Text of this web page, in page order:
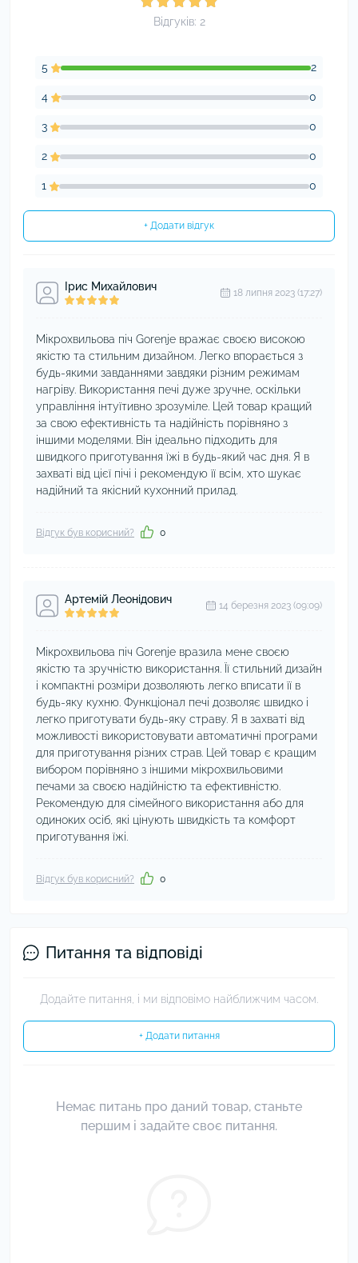
Відгуків: 2
5 2
4 0
3 0
2 0
1 0
+ Додати відгук
Ірис Михайлович 18 липня 2023 (17:27)
Мікрохвильова піч Gorenje вражає своєю високою
якістю та стильним дизайном. Легко впорається з
будь-якими завданнями завдяки різним режимам
нагріву. Використання печі дуже зручне, оскільки
управління інтуїтивно зрозуміле. Цей товар кращий
за свою ефективність та надійність порівняно з
іншими моделями. Він ідеально підходить для
швидкого приготування їжі в будь-який час дня. Я в
захваті від цієї пічі і рекомендую її всім, хто шукає
надійний та якісний кухонний прилад.
Відгук був корисний? 0
Артемій Леонідович 14 березня 2023 (09:09)
Мікрохвильова піч Gorenje вразила мене своєю
якістю та зручністю використання. Її стильний дизайн
і компактні розміри дозволяють легко вписати її в
будь-яку кухню. Функціонал печі дозволяє швидко і
легко приготувати будь-яку страву. Я в захваті від
можливості використовувати автоматичні програми
для приготування різних страв. Цей товар є кращим
вибором порівняно з іншими мікрохвильовими
печами за своєю надійністю та ефективністю.
Рекомендую для сімейного використання або для
одиноких осіб, які цінують швидкість та комфорт
приготування їжі.
Відгук був корисний? 0
Питання та відповіді
Додайте питання, і ми відповімо найближчим часом.
+ Додати питання
Немає питань про даний товар, станьте
першим і задайте своє питання.